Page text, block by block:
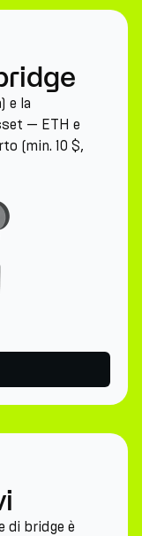
e la
— ETH e
(min. 10 $,
di bridge è